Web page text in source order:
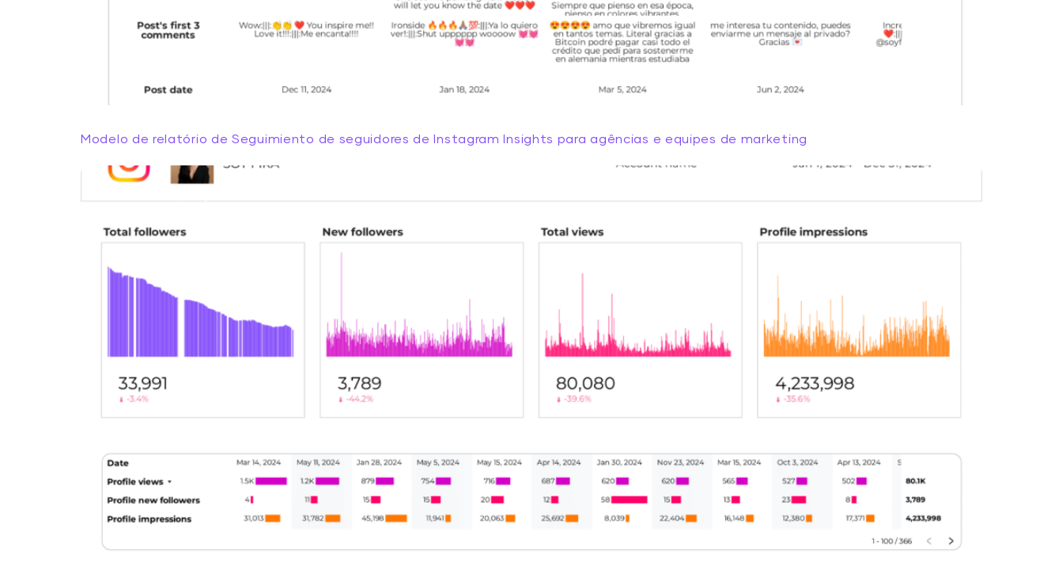
Modelo de relatório de Seguimiento de seguidores de Instagram Insights para agências e equipes de marketing